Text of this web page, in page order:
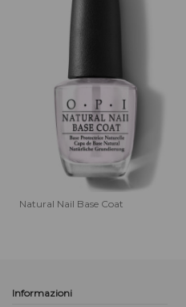
Natural Nail Base Coat
Informazioni